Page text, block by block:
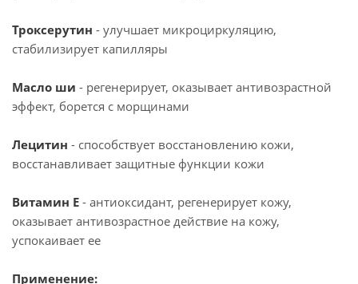
Троксерутин - улучшает микроциркуляцию,
стабилизирует капилляры
Масло ши - регенерирует, оказывает антивозрастной
эффект, борется с морщинами
Лецитин - способствует восстановлению кожи,
восстанавливает защитные функции кожи
Витамин Е - антиоксидант, регенерирует кожу,
оказывает антивозрастное действие на кожу,
успокаивает ее
Применение: